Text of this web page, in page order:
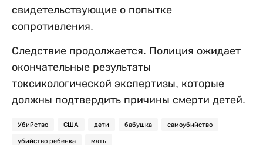
свидетельствующие о попытке
сопротивления.
Следствие продолжается. Полиция ожидает
окончательные результаты
токсикологической экспертизы, которые
должны подтвердить причины смерти детей.
Убийство США дети бабушка самоубийство
убийство ребенка мать